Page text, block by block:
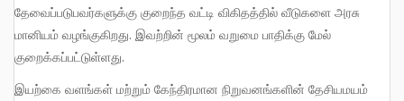
தேவைப்படுபவர்களுக்கு குறைந்த வட்டி விகிதத்தில் வீடுகளை அரசு
மானியம் வழங்குகிறது. இவற்றின் மூலம் வறுமை பாதிக்கு மேல்
குறைக்கப்பட்டுள்ளது.
இயற்கை வளங்கள் மற்றும் கேந்திரமான நிறுவனங்களின் தேசியமயம்